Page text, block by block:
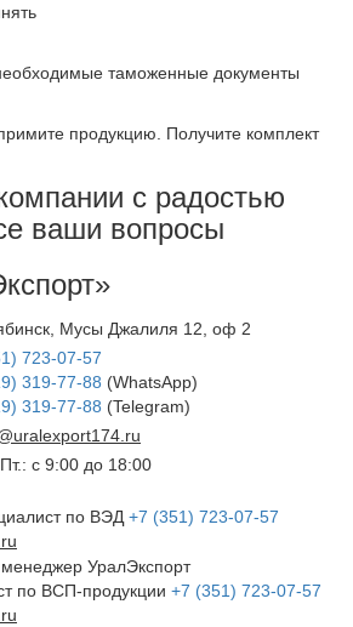
таможенные документы
продукцию. Получите комплект
с радостью
ваши вопросы
Мусы Джалиля 12, оф 2
723-07-57
319-77-88 (WhatsApp)
319-77-88 (Telegram)
c 9:00 до 18:00
по ВЭД +7 (351) 723-07-57
по ВСП-продукции +7 (351) 723-07-57